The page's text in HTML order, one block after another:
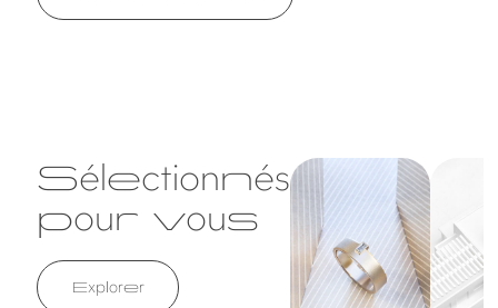
Sélectionnés
pour vous
Explorer
Alliance en or
blanc et diamant
blanc,
diamants